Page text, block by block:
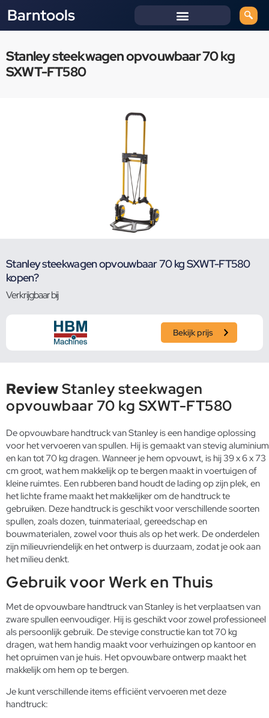
Barntools
Stanley steekwagen opvouwbaar 70 kg
SXWT-FT580
Stanley steekwagen opvouwbaar 70 kg SXWT-FT580
kopen?
Verkrijgbaar bij
Bekijk prijs
ReviewStanley steekwagen
opvouwbaar 70 kg SXWT-FT580
De opvouwbare handtruck van Stanley is een handige oplossing
voor het vervoeren van spullen. Hij is gemaakt van stevig aluminium
en kan tot 70 kg dragen. Wanneer je hem opvouwt, is hij 39 x 6 x 73
cm groot, wat hem makkelijk op te bergen maakt in voertuigen of
kleine ruimtes. Een rubberen band houdt de lading op zijn plek, en
het lichte frame maakt het makkelijker om de handtruck te
gebruiken. Deze handtruck is geschikt voor verschillende soorten
spullen, zoals dozen, tuinmateriaal, gereedschap en
bouwmaterialen, zowel voor thuis als op het werk. De onderdelen
zijn milieuvriendelijk en het ontwerp is duurzaam, zodat je ook aan
het milieu denkt.
Gebruik voor Werk en Thuis
Met de opvouwbare handtruck van Stanley is het verplaatsen van
zware spullen eenvoudiger. Hij is geschikt voor zowel professioneel
als persoonlijk gebruik. De stevige constructie kan tot 70 kg
dragen, wat hem handig maakt voor verhuizingen op kantoor en
het opruimen van je huis. Het opvouwbare ontwerp maakt het
makkelijk om hem op te bergen.
Je kunt verschillende items efficiënt vervoeren met deze
handtruck: